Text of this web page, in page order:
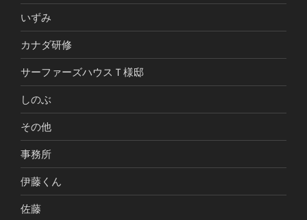
いずみ
カナダ研修
サーファーズハウスＴ様邸
しのぶ
その他
事務所
伊藤くん
佐藤